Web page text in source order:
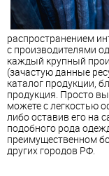
распространением
с производителями
каждый крупный
(зачастую данные
каталог продукции,
продукция. Просто
можете с легкостью
либо оставив его на
подобного рода
преимущественном
других городов РФ.